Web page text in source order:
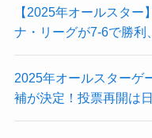
【2025年オールスタ
ナ・リーグが7-6で勝利
2025年オールスターゲ
補が決定！投票再開は